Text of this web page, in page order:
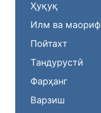
Ҳуқуқ
Илм ва маориф
Пойтахт
Тандурустӣ
Фарҳанг
Варзиш